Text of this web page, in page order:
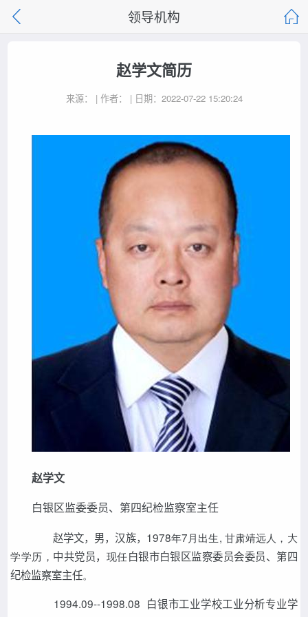
领导机构
赵学文简历
来源： | 作者： | 日期：2022-07-22 15:20:24
赵学文
白银区监委委员、第四纪检监察室主任
赵学文，男，汉族， 1978年7月出生, 甘肃靖远人，大
学学历， 中共党员， 现任白银市白银区监察委员会委员、第四
纪检监察室主任。
1994.09--1998.08 白银市工业学校工业分析专业学